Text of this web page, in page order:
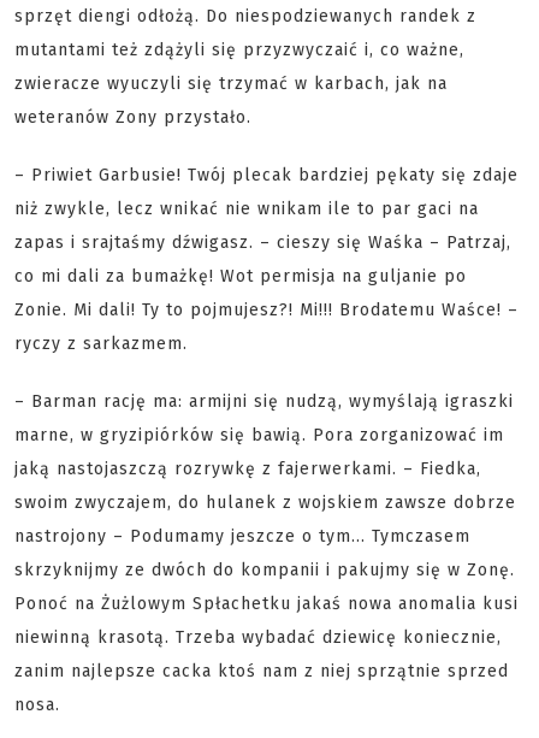
sprzęt diengi odłożą. Do niespodziewanych randek z
mutantami też zdążyli się przyzwyczaić i, co ważne,
zwieracze wyuczyli się trzymać w karbach, jak na
weteranów Zony przystało.
– Priwiet Garbusie! Twój plecak bardziej pękaty się zdaje
niż zwykle, lecz wnikać nie wnikam ile to par gaci na
zapas i srajtaśmy dźwigasz. – cieszy się Waśka – Patrzaj,
co mi dali za bumażkę! Wot permisja na guljanie po
Zonie. Mi dali! Ty to pojmujesz?! Mi!!! Brodatemu Waśce! –
ryczy z sarkazmem.
– Barman rację ma: armijni się nudzą, wymyślają igraszki
marne, w gryzipiórków się bawią. Pora zorganizować im
jaką nastojaszczą rozrywkę z fajerwerkami. – Fiedka,
swoim zwyczajem, do hulanek z wojskiem zawsze dobrze
nastrojony – Podumamy jeszcze o tym... Tymczasem
skrzyknijmy ze dwóch do kompanii i pakujmy się w Zonę.
Ponoć na Żużlowym Spłachetku jakaś nowa anomalia kusi
niewinną krasotą. Trzeba wybadać dziewicę koniecznie,
zanim najlepsze cacka ktoś nam z niej sprzątnie sprzed
nosa.